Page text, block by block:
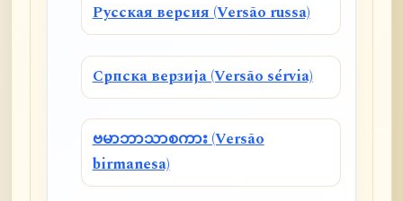
Русская версия (Versão russa)
Српска верзија (Versão sérvia)
ဗမာဘာသာစကား (Versão
birmanesa)